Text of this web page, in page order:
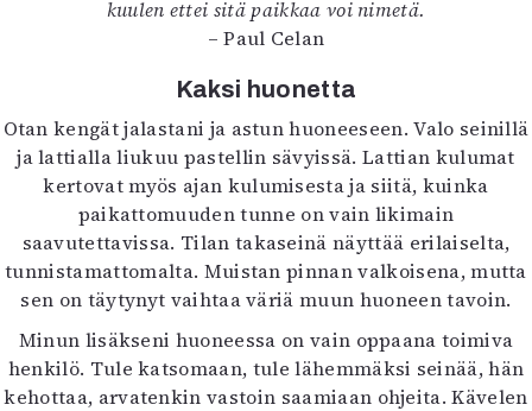
Kirjat
Esitystaide
Lehdet
4/2026
2–3/2026
1/2026
6/2025
5/2025
Lehtiarkisto
kuulen ettei sitä paikkaa voi nimetä.
– Paul Celan
Kaksi huonetta
Otan kengät jalastani ja astun huoneeseen. Valo seinillä
ja lattialla liukuu pastellin sävyissä. Lattian kulumat
kertovat myös ajan kulumisesta ja siitä, kuinka
paikattomuuden tunne on vain likimain
saavutettavissa. Tilan takaseinä näyttää erilaiselta,
tunnistamattomalta. Muistan pinnan valkoisena, mutta
sen on täytynyt vaihtaa väriä muun huoneen tavoin.
Minun lisäkseni huoneessa on vain oppaana toimiva
henkilö. Tule katsomaan, tule lähemmäksi seinää, hän
kehottaa, arvatenkin vastoin saamiaan ohjeita. Kävelen